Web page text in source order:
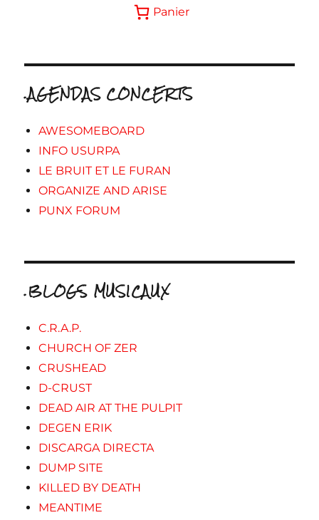
Panier
.AGENDAS CONCERTS
AWESOMEBOARD
INFO USURPA
LE BRUIT ET LE FURAN
ORGANIZE AND ARISE
PUNX FORUM
.BLOGS MUSICAUX
C.R.A.P.
CHURCH OF ZER
CRUSHEAD
D-CRUST
DEAD AIR AT THE PULPIT
DEGEN ERIK
DISCARGA DIRECTA
DUMP SITE
KILLED BY DEATH
MEANTIME